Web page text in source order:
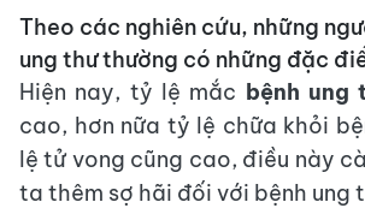
Theo các nghiên cứu, những
ung thư thường có những đặc
Hiện nay, tỷ lệ mắc bệnh ung
cao, hơn nữa tỷ lệ chữa khỏi
lệ tử vong cũng cao, điều này
ta thêm sợ hãi đối với bệnh ung